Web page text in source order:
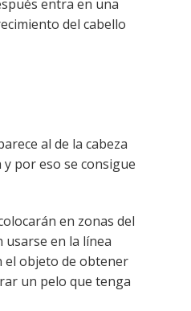
entra en una
del cabello
al de la cabeza
por eso se consigue
en zonas del
usarse en la línea
el objeto de obtener
un pelo que tenga